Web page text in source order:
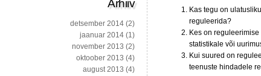
Kas tegu on
reguleerida?
Kes on
statistikale või
Kui suured on
teenuste hindadele
Arhiiv
detsember 2014 (2)
jaanuar 2014 (1)
november 2013 (2)
oktoober 2013 (4)
august 2013 (4)